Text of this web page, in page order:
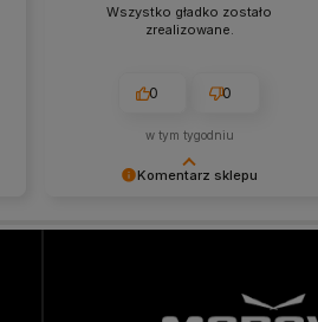
Komentarz sklepu
obsługa trafiła w Twoje gusta. Mamy
Wszystko gładko zostało
zrealizowane.
0 0
w tym tygodniu